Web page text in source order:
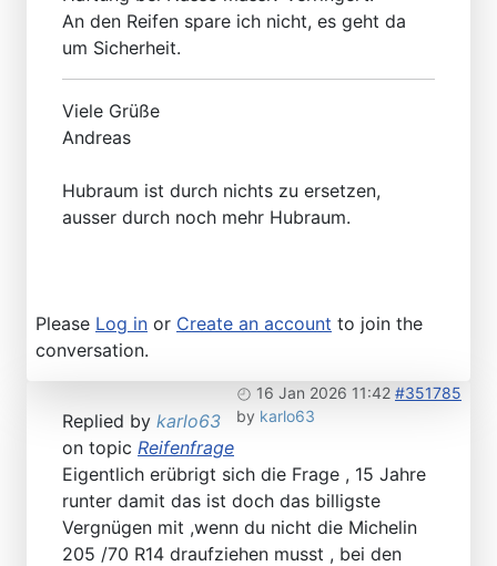
An den Reifen spare ich nicht, es geht da
um Sicherheit.
Viele Grüße
Andreas
Hubraum ist durch nichts zu ersetzen,
ausser durch noch mehr Hubraum.
Please Log in or Create an account to join the
conversation.
16 Jan 2026 11:42 #351785
by karlo63
Replied by karlo63
on topic Reifenfrage
Eigentlich erübrigt sich die Frage , 15 Jahre
runter damit das ist doch das billigste
Vergnügen mit ,wenn du nicht die Michelin
205 /70 R14 draufziehen musst , bei den